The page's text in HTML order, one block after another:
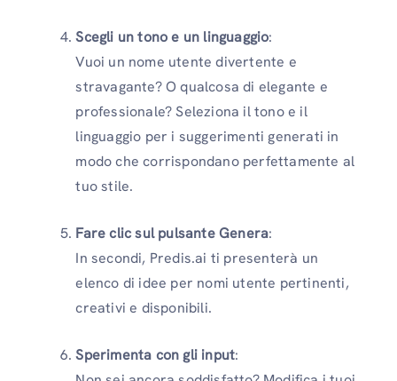
Scegli un tono e un linguaggio:
Vuoi un nome utente divertente e
stravagante? O qualcosa di elegante e
professionale? Seleziona il tono e il
linguaggio per i suggerimenti generati in
modo che corrispondano perfettamente al
tuo stile.
Fare clic sul pulsante Genera:
In secondi, Predis.ai ti presenterà un
elenco di idee per nomi utente pertinenti,
creativi e disponibili.
Sperimenta con gli input: